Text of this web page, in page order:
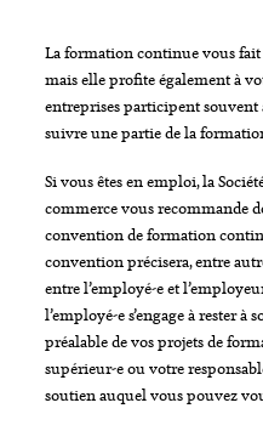
La formation continue vous
mais elle profite également à
entreprises participent
suivre une partie de la
Si vous êtes en emploi, la
commerce vous recommande
convention de formation
convention précisera, entre
entre l’employé-e et
l’employé-e s’engage à rester
préalable de vos projets de
supérieur-e ou votre
soutien auquel vous pouvez